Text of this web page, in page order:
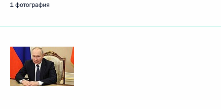
1 фотография